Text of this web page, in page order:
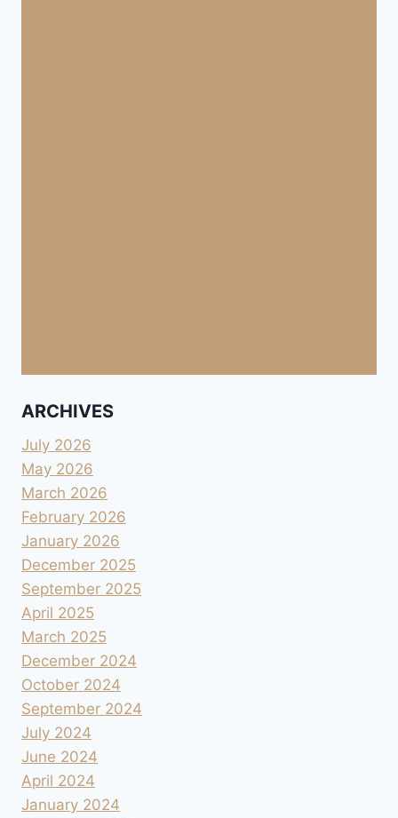
ARCHIVES
July 2026
May 2026
March 2026
February 2026
January 2026
December 2025
September 2025
April 2025
March 2025
December 2024
October 2024
September 2024
July 2024
June 2024
April 2024
January 2024